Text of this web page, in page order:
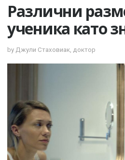
Различни
ученика като
by Джули Стаховиак, доктор